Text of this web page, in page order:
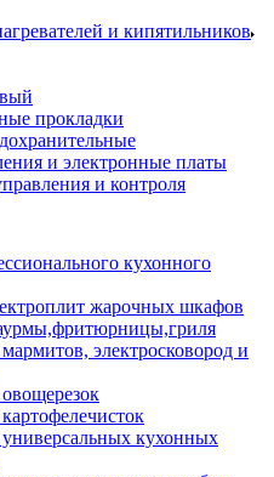
и кипятильников
прокладки
и электронные платы
и контроля
кухонного
жарочных шкафов
электросковород и
универсальных кухонных